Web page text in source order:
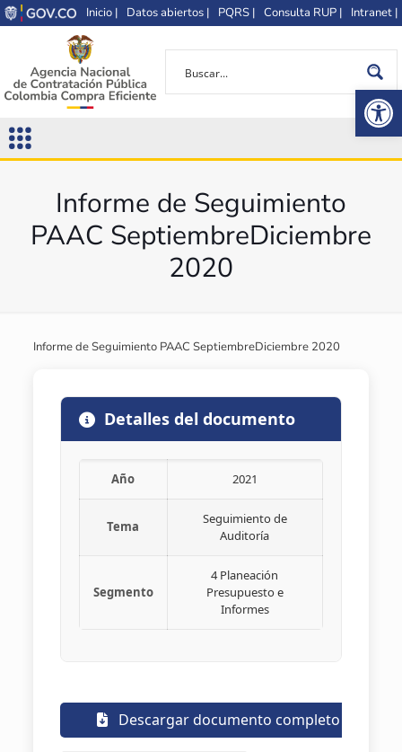
Inicio | Datos abiertos | PQRS | Consulta RUP | Intranet |
Informe de Seguimiento
PAAC SeptiembreDiciembre
2020
Informe de Seguimiento PAAC SeptiembreDiciembre 2020
Detalles del documento
Año 2021
Tema
Seguimiento de
Auditoría
Segmento
4 Planeación
Presupuesto e
Informes
Descargar documento completo